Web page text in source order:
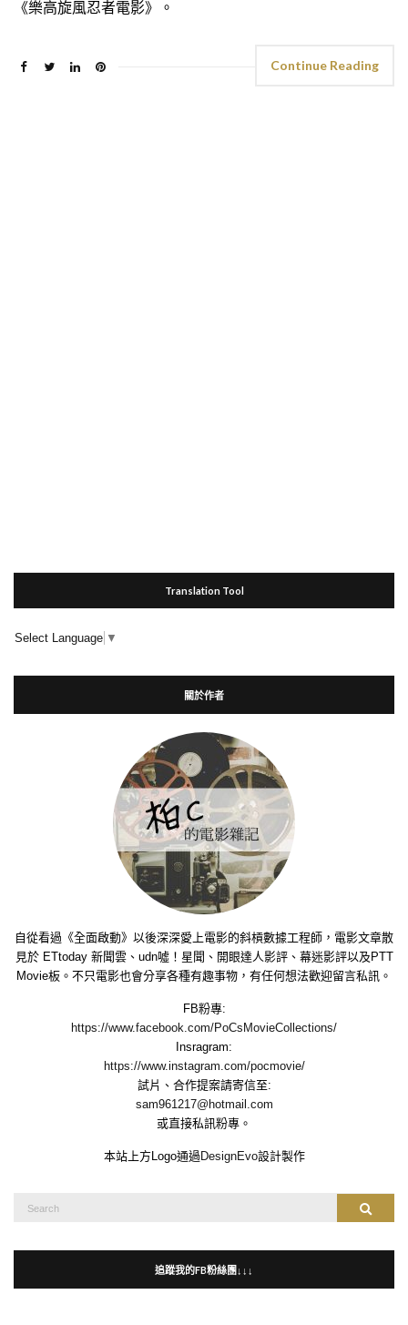
《樂高旋風忍者電影》。
Continue Reading
Translation Tool
Select Language ▼
關於作者
自從看過《全面啟動》以後深深愛上電影的斜槓數據工程師，電影文章散
見於 ETtoday 新聞雲、udn噓！星聞、開眼達人影評、幕迷影評以及PTT
Movie板。不只電影也會分享各種有趣事物，有任何想法歡迎留言私訊。
FB粉專:
https://www.facebook.com/PoCsMovieCollections/
Insragram:
https://www.instagram.com/pocmovie/
試片、合作提案請寄信至:
sam961217@hotmail.com
或直接私訊粉專。
本站上方Logo通過DesignEvo設計製作
Search
追蹤我的FB粉絲團↓↓↓